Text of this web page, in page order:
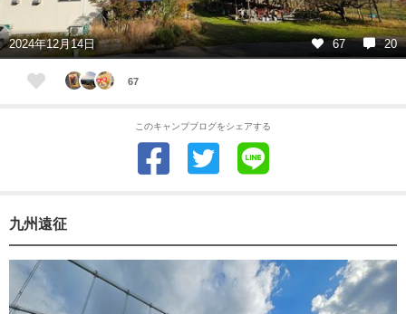
2024年12月14日 67 20
67
このキャンプブログをシェアする
九州遠征